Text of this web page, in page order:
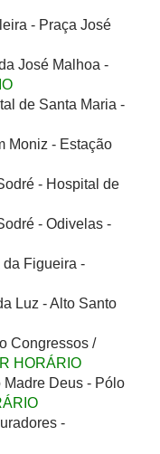
- Praça José
José Malhoa -
de Santa Maria -
Moniz - Estação
- Hospital de
- Odivelas -
da Figueira -
Luz - Alto Santo
Congressos /
HORÁRIO
Madre Deus - Pólo
-